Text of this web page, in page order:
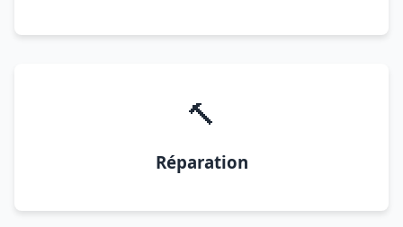
🔨
Réparation